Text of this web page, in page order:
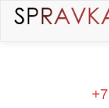
+7